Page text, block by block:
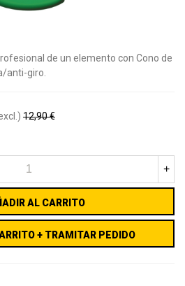
de un elemento con Cono de
anti-giro.
12,90 €
+
AL CARRITO
+ TRAMITAR PEDIDO